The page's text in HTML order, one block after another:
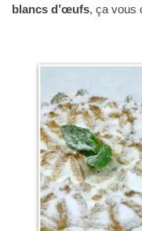
blancs d’œufs, ça vous